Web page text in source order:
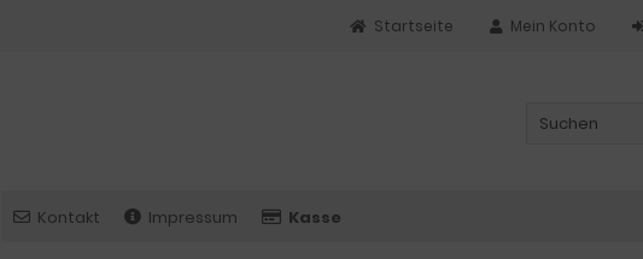
Mein Konto
Startseite
Kontakt Impressum Kasse